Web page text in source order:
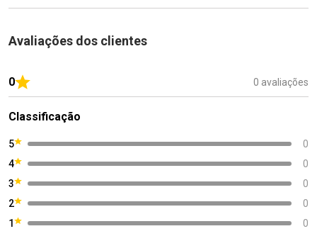
Avaliações dos clientes
0 0 avaliações
Classificação
5
0
4
0
3
0
2
0
1
0